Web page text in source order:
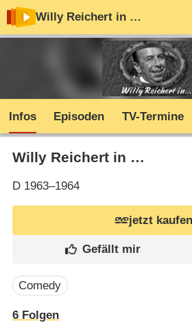
Willy Reichert in …
Infos Episoden TV-Termine
Willy Reichert in …
D1963–1964
jetzt kaufen
Comedy
6Folgen